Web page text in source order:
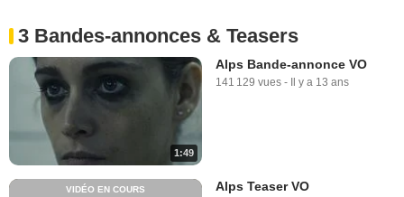
3 Bandes-annonces & Teasers
1:49
Alps Bande-annonce VO
141 129 vues - Il y a 13 ans
VIDÉO EN COURS Alps Teaser VO